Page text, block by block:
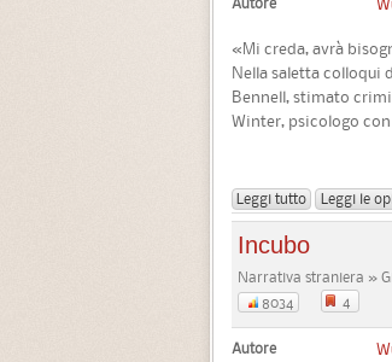
«Mi creda, avrà
Nella saletta colloqui
Bennell, stimato
Winter, psicologo
Leggi tutto Leggi le
Incubo
Narrativa straniera »
8034
4
Autore